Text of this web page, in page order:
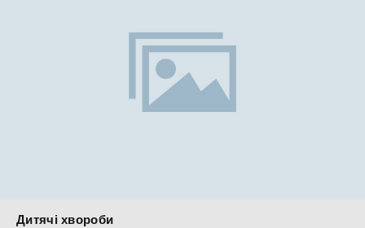
Дитячі хвороби